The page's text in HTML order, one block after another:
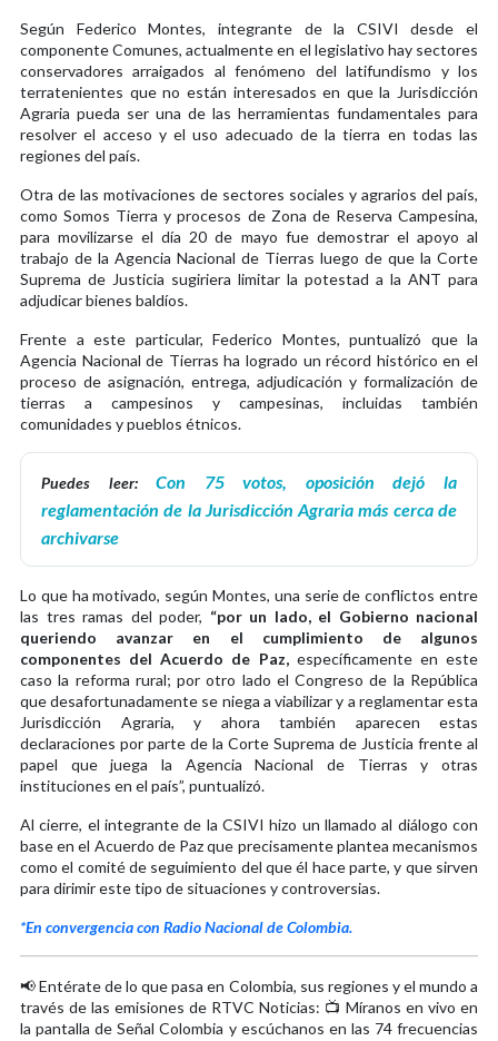
Según Federico Montes, integrante de la CSIVI desde el
componente Comunes, actualmente en el legislativo hay sectores
conservadores arraigados al fenómeno del latifundismo y los
terratenientes que no están interesados en que la Jurisdicción
Agraria pueda ser una de las herramientas fundamentales para
resolver el acceso y el uso adecuado de la tierra en todas las
regiones del país.
Otra de las motivaciones de sectores sociales y agrarios del país,
como Somos Tierra y procesos de Zona de Reserva Campesina,
para movilizarse el día 20 de mayo fue demostrar el apoyo al
trabajo de la Agencia Nacional de Tierras luego de que la Corte
Suprema de Justicia sugiriera limitar la potestad a la ANT para
adjudicar bienes baldíos.
Frente a este particular, Federico Montes, puntualizó que la
Agencia Nacional de Tierras ha logrado un récord histórico en el
proceso de asignación, entrega, adjudicación y formalización de
tierras a campesinos y campesinas, incluidas también
comunidades y pueblos étnicos.
Puedes leer:Con 75 votos, oposición dejó la
reglamentación de la Jurisdicción Agraria más cerca de
archivarse
Lo que ha motivado, según Montes, una serie de conflictos entre
las tres ramas del poder, “por un lado, el Gobierno nacional
queriendo avanzar en el cumplimiento de algunos
componentes del Acuerdo de Paz, específicamente en este
caso la reforma rural; por otro lado el Congreso de la República
que desafortunadamente se niega a viabilizar y a reglamentar esta
Jurisdicción Agraria, y ahora también aparecen estas
declaraciones por parte de la Corte Suprema de Justicia frente al
papel que juega la Agencia Nacional de Tierras y otras
instituciones en el país”, puntualizó.
Al cierre, el integrante de la CSIVI hizo un llamado al diálogo con
base en el Acuerdo de Paz que precisamente plantea mecanismos
como el comité de seguimiento del que él hace parte, y que sirven
para dirimir este tipo de situaciones y controversias.
*En convergencia con Radio Nacional de Colombia.
📢 Entérate de lo que pasa en Colombia, sus regiones y el mundo a
través de las emisiones de RTVC Noticias: 📺 Míranos en vivo en
la pantalla de Señal Colombia y escúchanos en las 74 frecuencias